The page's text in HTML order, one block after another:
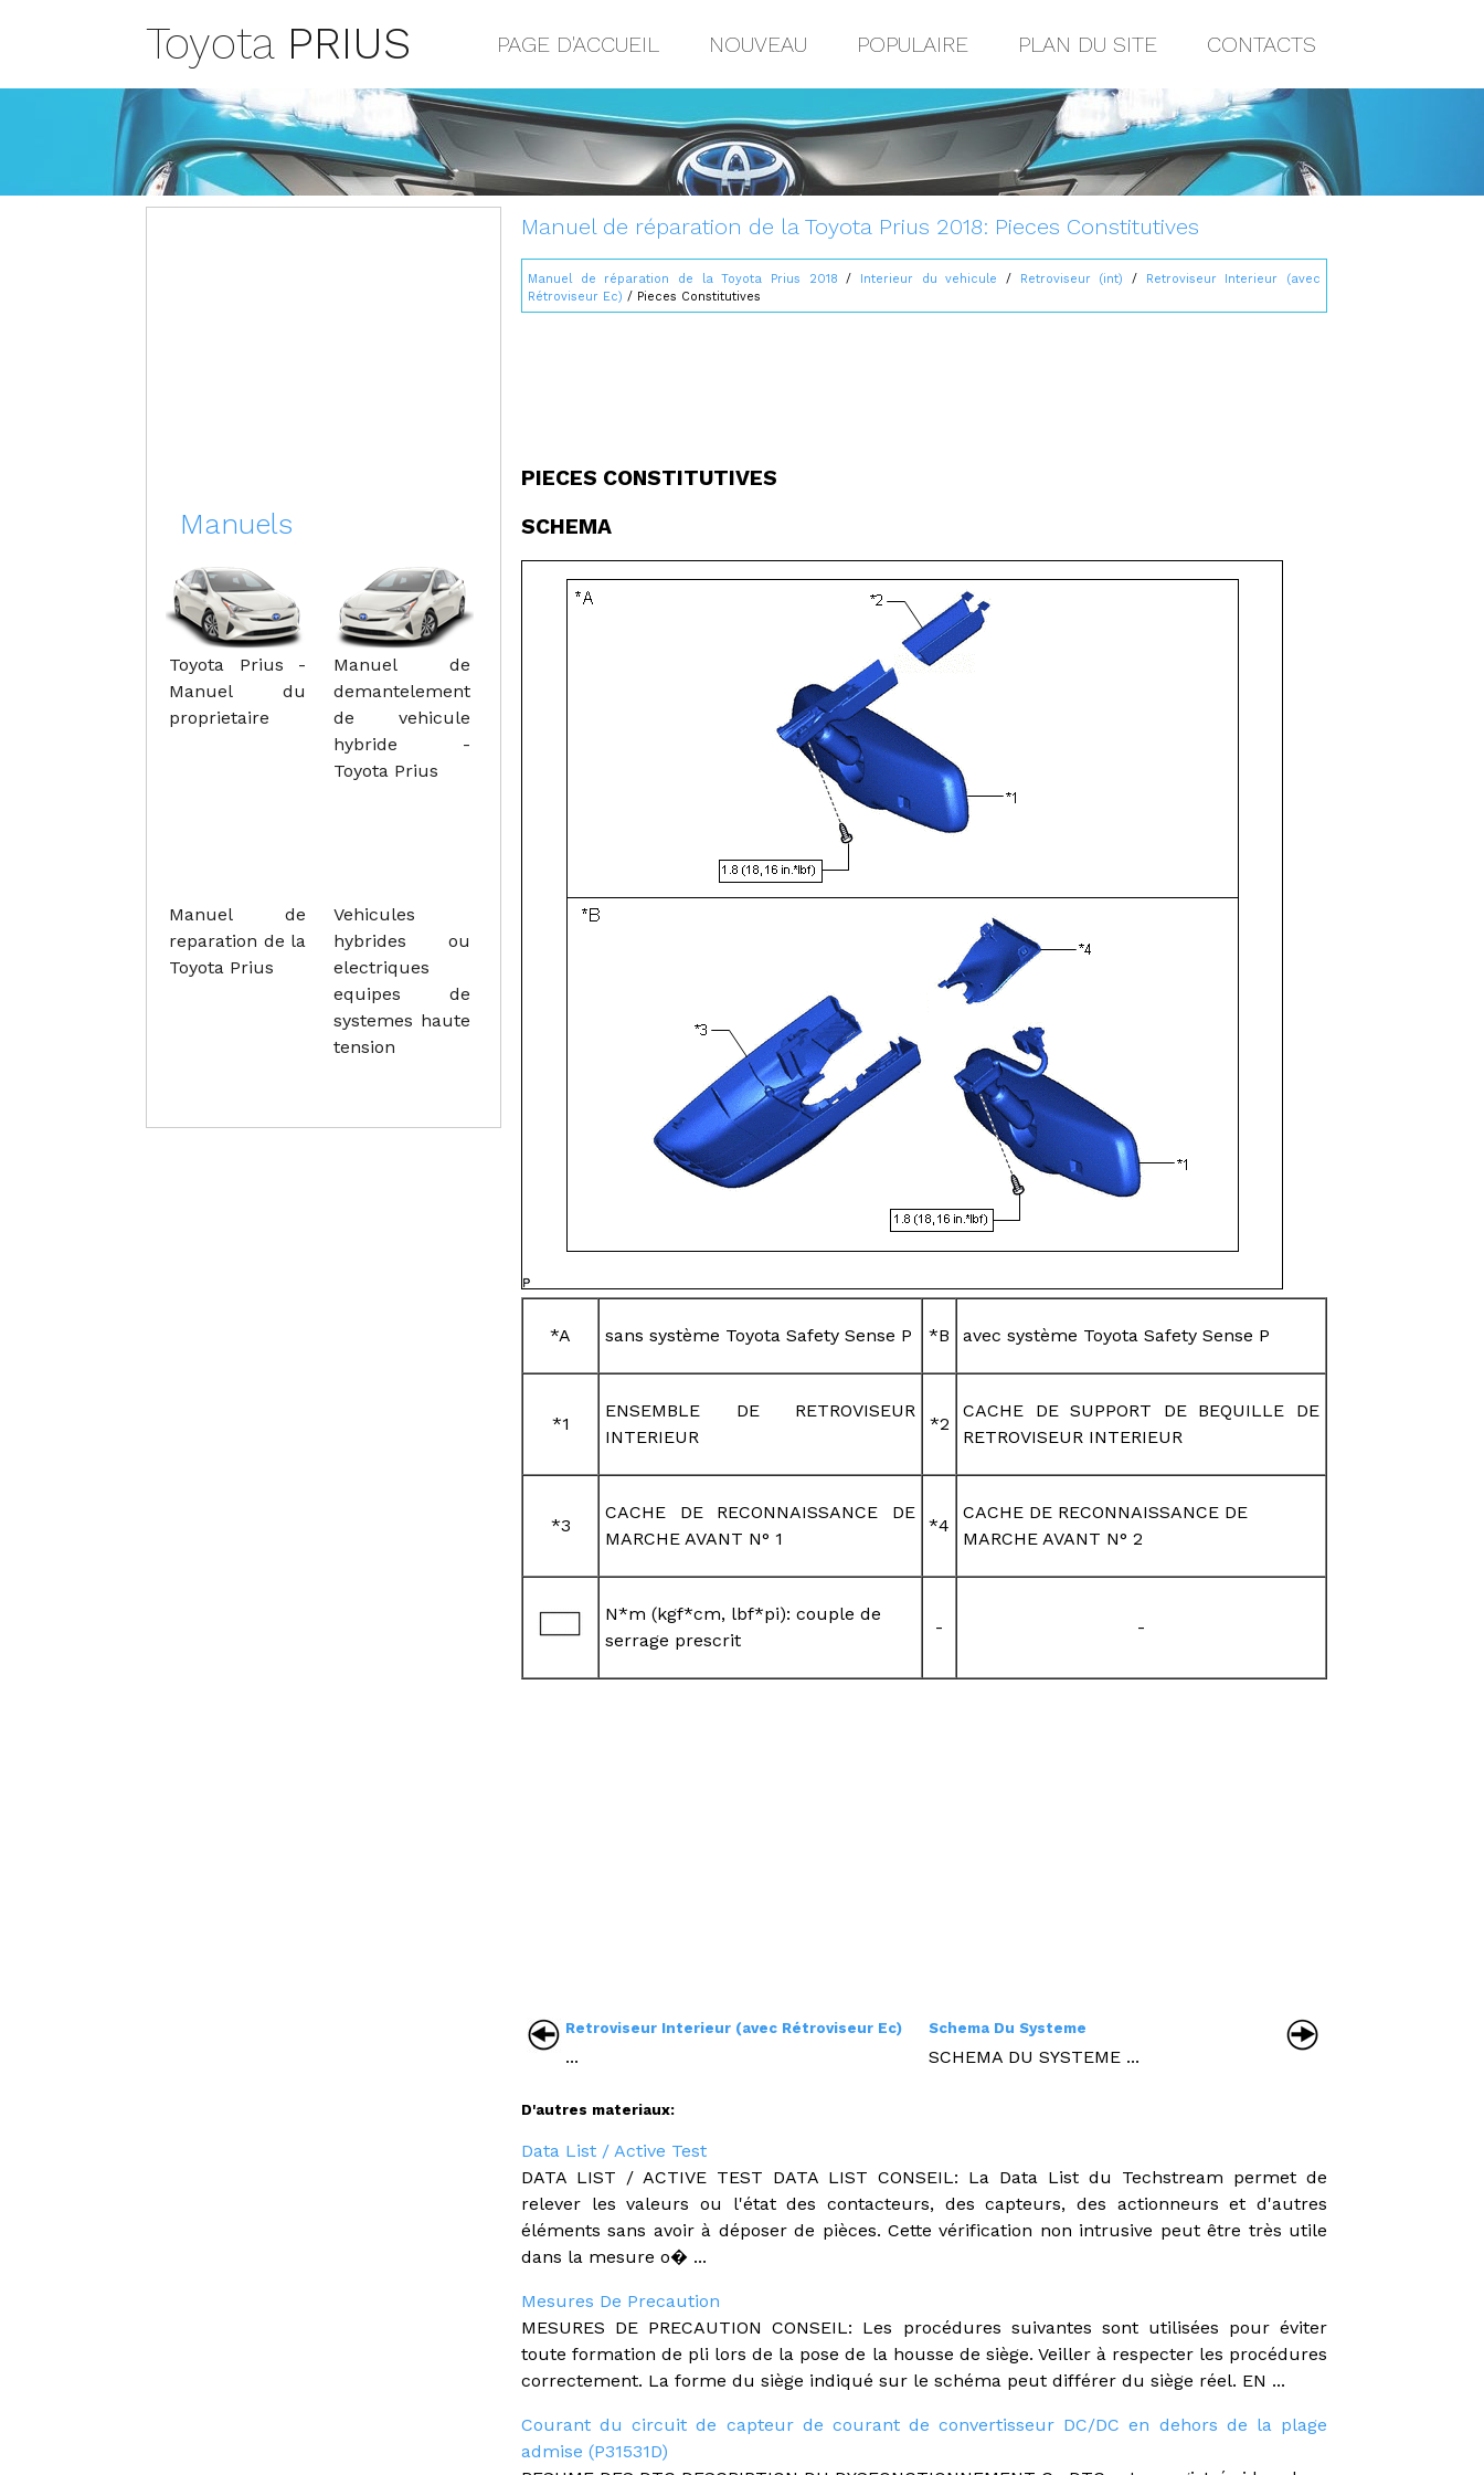
Toyota PRIUS PAGE D'ACCUEIL NOUVEAU POPULAIRE PLAN DU SITE CONTACTS
Manuel de réparation de la Toyota Prius 2018: Pieces Constitutives
Manuel de réparation de la Toyota Prius 2018 / Interieur du vehicule / Retroviseur (int) / Retroviseur Interieur (avec
Rétroviseur Ec) / Pieces Constitutives
PIECES CONSTITUTIVES
SCHEMA
*A sans système Toyota Safety Sense P *B avec système Toyota Safety Sense P
*1
ENSEMBLE DE RETROVISEUR
INTERIEUR
*2
CACHE DE SUPPORT DE BEQUILLE DE
RETROVISEUR INTERIEUR
*3
CACHE DE RECONNAISSANCE DE
MARCHE AVANT N° 1
*4
CACHE DE RECONNAISSANCE DE
MARCHE AVANT N° 2
N*m (kgf*cm, lbf*pi): couple de
serrage prescrit
- -
Retroviseur Interieur (avec Rétroviseur Ec)
...
Schema Du Systeme
SCHEMA DU SYSTEME ...
D'autres materiaux:
Data List / Active Test
DATA LIST / ACTIVE TEST DATA LIST CONSEIL: La Data List du Techstream permet de
relever les valeurs ou l'état des contacteurs, des capteurs, des actionneurs et d'autres
éléments sans avoir à déposer de pièces. Cette vérification non intrusive peut être très utile
dans la mesure o� ...
Mesures De Precaution
MESURES DE PRECAUTION CONSEIL: Les procédures suivantes sont utilisées pour éviter
toute formation de pli lors de la pose de la housse de siège. Veiller à respecter les procédures
correctement. La forme du siège indiqué sur le schéma peut différer du siège réel. EN ...
Courant du circuit de capteur de courant de convertisseur DC/DC en dehors de la plage
admise (P31531D)
Manuels
Toyota Prius -
Manuel du
proprietaire
Manuel de
demantelement
de vehicule
hybride -
Toyota Prius
Manuel de
reparation de la
Toyota Prius
Vehicules
hybrides ou
electriques
equipes de
systemes haute
tension